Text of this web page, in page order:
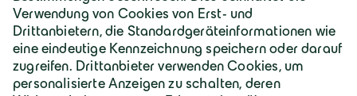
Geiger Gruppe